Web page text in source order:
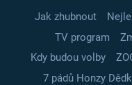
Jak zhubnout
TV program
Kdy budou volby
7 pádů Honzy